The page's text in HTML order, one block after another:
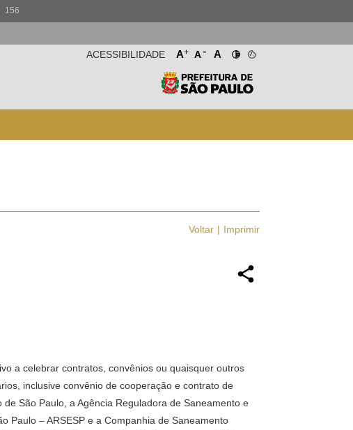
156
A+ A- A
ACESSIBILIDADE
Voltar Imprimir
a celebrar contratos, convênios ou quaisquer outros
inclusive convênio de cooperação e contrato de
de São Paulo, a Agência Reguladora de Saneamento e
Paulo – ARSESP e a Companhia de Saneamento